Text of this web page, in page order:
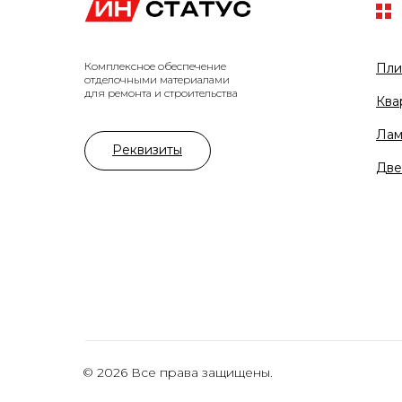
© 2026 Все права защищены.
Комплексное обеспечение
отделочными материалами
для ремонта и строительства
Реквизиты